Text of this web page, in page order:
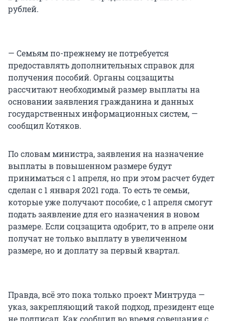
рублей.
— Семьям по-прежнему не потребуется
предоставлять дополнительных справок для
получения пособий. Органы соцзащиты
рассчитают необходимый размер выплаты на
основании заявления гражданина и данных
государственных информационных систем, —
сообщил Котяков.
По словам министра, заявления на назначение
выплаты в повышенном размере будут
приниматься с 1 апреля, но при этом расчет будет
сделан с 1 января 2021 года. То есть те семьи,
которые уже получают пособие, с 1 апреля смогут
подать заявление для его назначения в новом
размере. Если соцзащита одобрит, то в апреле они
получат не только выплату в увеличенном
размере, но и доплату за первый квартал.
Правда, всё это пока только проект Минтруда —
указ, закрепляющий такой подход, президент еще
не подписал. Как сообщил во время совещания с